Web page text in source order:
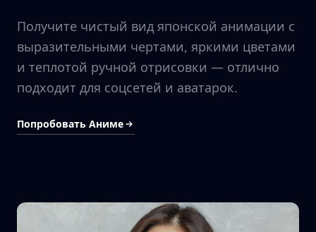
Получите чистый вид японской анимации с
выразительными чертами, яркими цветами
и теплотой ручной отрисовки — отлично
подходит для соцсетей и аватарок.
Попробовать Аниме